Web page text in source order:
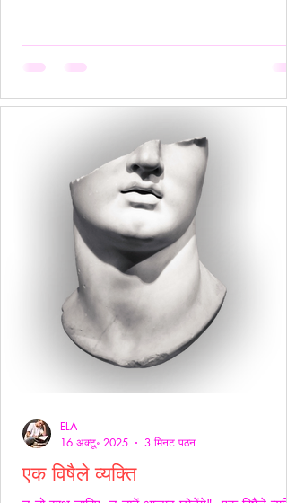
अपने प्रश्न सब चुपचाप स्थगित कर देते है-- ओवरथिंकर
एक विषैले व्यक्ति
ELA
16 अक्टू॰ 2025
3 मिनट पठन